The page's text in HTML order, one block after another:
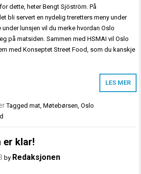
dette, heter Bengt Sjöström. På
bli servert en nydelig treretters meny under
under lunsjen vil du merke hvordan Oslo
på matsiden. Sammen med HSMAI vil Oslo
med Konseptet Street Food, som du kanskje
LES MER
Taggedmat ,Møtebørsen ,Oslo
er klar!
by Redaksjonen